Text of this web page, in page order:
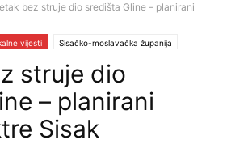
bez struje dio središta Gline – planirani
vijesti Sisačko-moslavačka županija
struje dio
– planirani
Sisak